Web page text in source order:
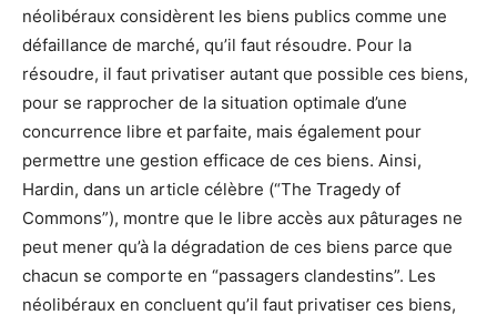
néolibéraux considèrent les biens publics comme une
défaillance de marché, qu’il faut résoudre. Pour la
résoudre, il faut privatiser autant que possible ces biens,
pour se rapprocher de la situation optimale d’une
concurrence libre et parfaite, mais également pour
permettre une gestion efficace de ces biens. Ainsi,
Hardin, dans un article célèbre (“The Tragedy of
Commons”), montre que le libre accès aux pâturages ne
peut mener qu’à la dégradation de ces biens parce que
chacun se comporte en “passagers clandestins”. Les
néolibéraux en concluent qu’il faut privatiser ces biens,